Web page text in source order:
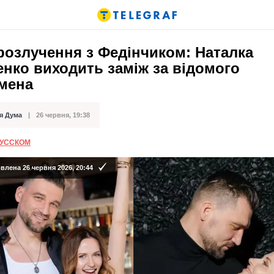
з Федінчиком: Наталка
виходить заміж за відомого
Дума 26 червня, 19:38
26 червня 2026, 20:44